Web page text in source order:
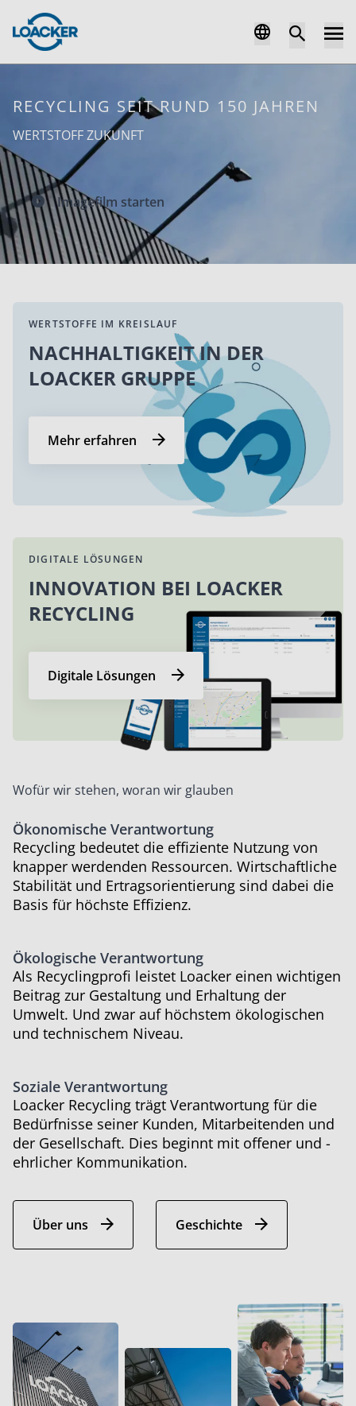
RECYCLING SEIT RUND 150 JAHREN
WERTSTOFF ZUKUNFT
Imagefilm starten
WERTSTOFFE IM KREISLAUF
NACHHALTIGKEIT IN DER
LOACKER GRUPPE
Mehr erfahren
DIGITALE LÖSUNGEN
INNOVATION BEI LOACKER
RECYCLING
Digitale Lösungen
Wofür wir stehen, woran wir glauben
Ökonomische Verantwortung
Recycling bedeutet die effiziente Nutzung von
knapper werdenden Ressourcen. Wirtschaftliche
Stabilität und Ertragsorientierung sind dabei die
Basis für höchste Effizienz.
Ökologische Verantwortung
Als Recyclingprofi leistet Loacker einen wichtigen
Beitrag zur ­Gestaltung und Erhaltung der
Umwelt. Und zwar auf höchstem ökologischen
und technischem Niveau.
Soziale Verantwortung
Loacker Recycling trägt Verantwortung für die
Bedürfnisse seiner Kunden, Mitarbeitenden und
der Gesellschaft. Dies beginnt mit offener und ­
ehrlicher Kommunikation.
Über uns Geschichte